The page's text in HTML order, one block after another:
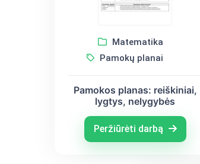
Matematika
Pamokų planai
Pamokos planas: reiškiniai,
lygtys, nelygybės
Peržiūrėti darbą